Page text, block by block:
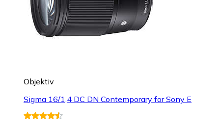
Objektiv
Sigma 16/1,4 DC DN Contemporary for Sony E